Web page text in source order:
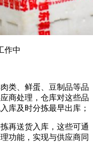
作中
类、鲜蛋、豆制品等品
商处理，仓库对这些品
库及时分拣最早出库；
再送货入库，这些可通
功能，实现与供应商同